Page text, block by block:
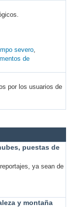
severo
de
por los usuarios de
puestas de
ya sean de
y montaña